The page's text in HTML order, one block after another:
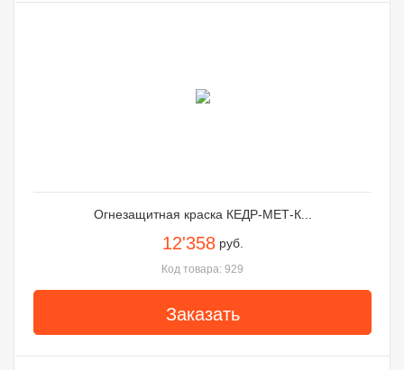
Огнезащитная краска КЕДР-МЕТ-К...
12'358 руб.
Код товара: 929
Заказать